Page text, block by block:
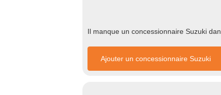
Il manque un concessionnaire Suzuki
Ajouter un concessionnaire Suzuki